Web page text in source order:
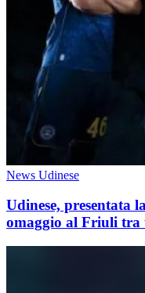
News Udinese
Udinese, presentata
omaggio al Friuli tra